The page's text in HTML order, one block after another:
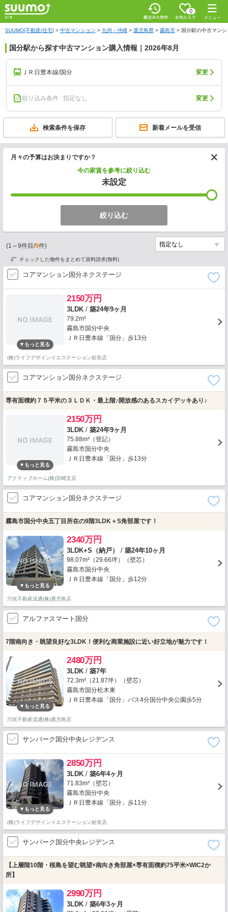
0
SUUMO[不動産/住宅] > 中古マンション > 九州・沖縄 > 鹿児島県 > 霧島市 > 国分駅の中古マン
国分駅から探す中古マンション購入情報｜2026年8月
ＪＲ日豊本線/国分 変更
絞り込み条件 : 指定なし 変更
検索条件を保存 新着メールを受信
月々の予算はお決まりですか？
今の家賃を参考に絞り込む
未設定
絞り込む
(1 ～9件目/9件)
チェックした物件をまとめて資料請求(無料)
コアマンション国分ネクステージ
2150万円
3LDK / 築24年9ヶ月
79.2m²
霧島市国分中央
ＪＲ日豊本線「国分」歩13分
(株)ライフデザインイエステーション姶良店
コアマンション国分ネクステージ
専有面積約７５平米の３ＬＤＫ・最上階♪開放感のあるスカイデッキあり♪
2150万円
3LDK / 築24年9ヶ月
75.88m²（登記）
霧島市国分中央
ＪＲ日豊本線「国分」歩13分
アクティブホーム(株)宮崎支店
コアマンション国分ネクステージ
霧島市国分中央五丁目所在の9階3LDK＋S角部屋です！
2340万円
3LDK+S（納戸） / 築24年10ヶ月
98.07m²（29.66坪）（壁芯）
霧島市国分中央
ＪＲ日豊本線「国分」歩12分
穴吹不動産流通(株)鹿児島店
アルファスマート国分
7階南向き・眺望良好な3LDK！便利な商業施設に近い好立地が魅力です！
2480万円
3LDK / 築7年
72.3m²（21.87坪）（壁芯）
霧島市国分松木東
ＪＲ日豊本線「国分」バス4分国分中央公園歩5分
穴吹不動産流通(株)鹿児島店
サンパーク国分中央レジデンス
2850万円
3LDK / 築6年4ヶ月
71.83m²（壁芯）
霧島市国分中央
ＪＲ日豊本線「国分」歩11分
(株)ライフデザインイエステーション姶良店
サンパーク国分中央レジデンス
【上層階10階・桜島を望む眺望×南向き角部屋×専有面積約75平米×WIC2か
所】
2990万円
3LDK / 築6年3ヶ月